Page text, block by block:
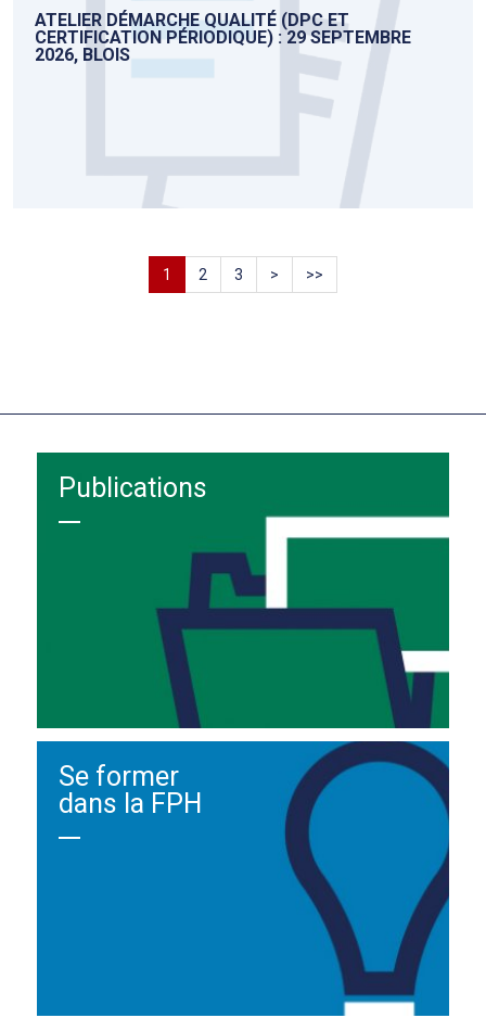
ATELIER DÉMARCHE QUALITÉ (DPC ET
CERTIFICATION PÉRIODIQUE) : 29 SEPTEMBRE
2026, BLOIS
1 2 3 > >>
Publications
Se former
dans la FPH